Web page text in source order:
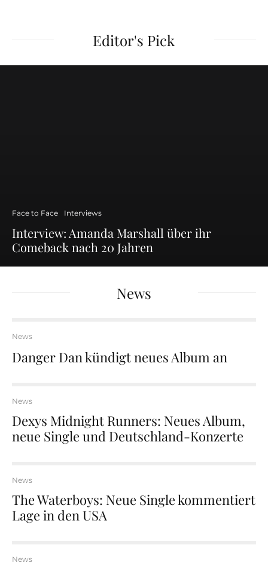
Editor's Pick
Face to Face Interviews
Interview: Amanda Marshall über ihr
Comeback nach 20 Jahren
News
News
Danger Dan kündigt neues Album an
News
Dexys Midnight Runners: Neues Album,
neue Single und Deutschland-Konzerte
News
The Waterboys: Neue Single kommentiert
Lage in den USA
News